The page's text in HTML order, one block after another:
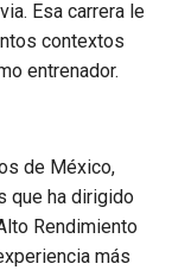
Esa carrera le
contextos
entrenador.
de México,
que ha dirigido
Rendimiento
más